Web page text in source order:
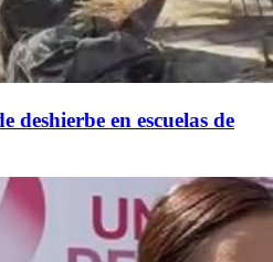
deshierbe en escuelas de